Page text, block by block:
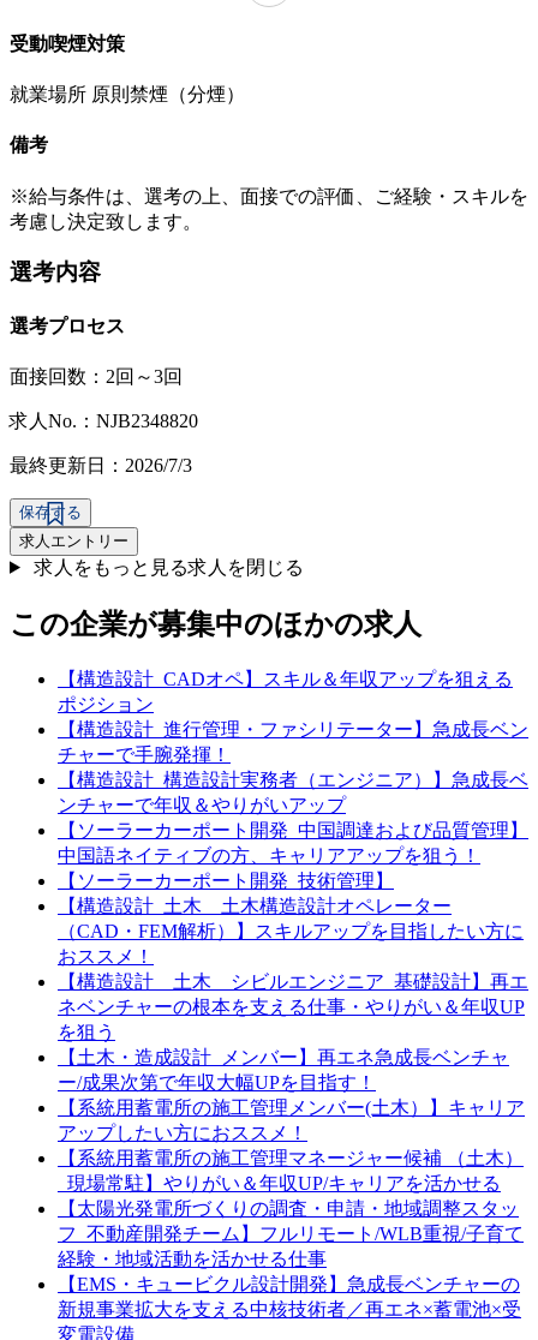
受動喫煙対策
就業場所 原則禁煙（分煙）
備考
※給与条件は、選考の上、面接での評価、ご経験・スキルを
考慮し決定致します。
選考内容
選考プロセス
面接回数：2回～3回
求人No.：NJB2348820
最終更新日：2026/7/3
保存する
求人エントリー
求人をもっと見る求人を閉じる
この企業が募集中のほかの求人
【構造設計_CADオペ】スキル＆年収アップを狙える
ポジション
【構造設計_進行管理・ファシリテーター】急成長ベン
チャーで手腕発揮！
【構造設計_構造設計実務者（エンジニア）】急成長ベ
ンチャーで年収＆やりがいアップ
【ソーラーカーポート開発_中国調達および品質管理】
中国語ネイティブの方、キャリアアップを狙う！
【ソーラーカーポート開発_技術管理】
【構造設計_土木 土木構造設計オペレーター
（CAD・FEM解析）】スキルアップを目指したい方に
おススメ！
【構造設計＿土木 シビルエンジニア_基礎設計】再エ
ネベンチャーの根本を支える仕事・やりがい＆年収UP
を狙う
【土木・造成設計_メンバー】再エネ急成長ベンチャ
ー/成果次第で年収大幅UPを目指す！
【系統用蓄電所の施工管理メンバー(土木）】キャリア
アップしたい方におススメ！
【系統用蓄電所の施工管理マネージャー候補 （土木）
_現場常駐】やりがい＆年収UP/キャリアを活かせる
【太陽光発電所づくりの調査・申請・地域調整スタッ
フ_不動産開発チーム】フルリモート/WLB重視/子育て
経験・地域活動を活かせる仕事
【EMS・キュービクル設計開発】急成長ベンチャーの
新規事業拡大を支える中核技術者／再エネ×蓄電池×受
変電設備